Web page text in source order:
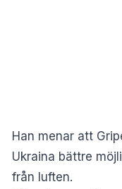
Han menar att
Ukraina bättre
från luften.